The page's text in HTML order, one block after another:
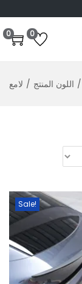
0
0
/ اللون المنتج / لامع
Sale!